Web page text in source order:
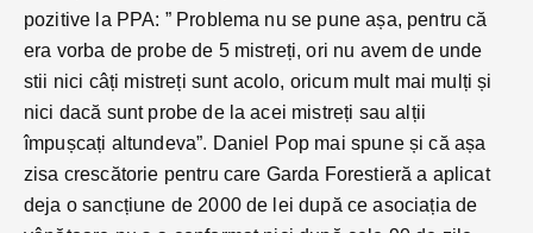
pozitive la PPA: ” Problema nu se pune așa, pentru că
era vorba de probe de 5 mistreți, ori nu avem de unde
stii nici câți mistreți sunt acolo, oricum mult mai mulți și
nici dacă sunt probe de la acei mistreți sau alții
împușcați altundeva”. Daniel Pop mai spune și că așa
zisa crescătorie pentru care Garda Forestieră a aplicat
deja o sancțiune de 2000 de lei după ce asociația de